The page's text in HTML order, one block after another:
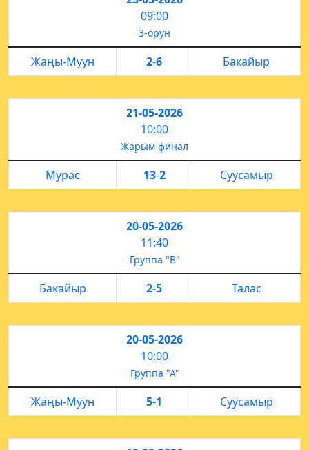
09:00
3-орун
Жаңы-Муун 2-6 Бакайыр
21-05-2026
10:00
Жарым финал
Мурас 13-2 Суусамыр
20-05-2026
11:40
Группа "В"
Бакайыр 2-5 Талас
20-05-2026
10:00
Группа "А"
Жаңы-Муун 5-1 Суусамыр